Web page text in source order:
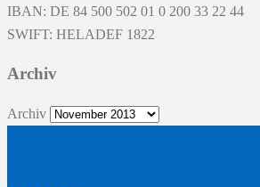
IBAN: DE 84 500 502 01 0 200 33 22 44
SWIFT: HELADEF 1822
Archiv
Archiv